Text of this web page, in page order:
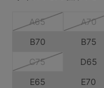
L LL
S-AB S-CD
M-CD
L-AB L-
4,000円～
セールアイテムから探
セールアイテム
A65 A70
B70
B75
C75
D65
E65
E70